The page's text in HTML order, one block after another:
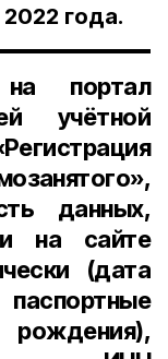
2022 года.
портал
учётной
данных,
на сайте
(дата